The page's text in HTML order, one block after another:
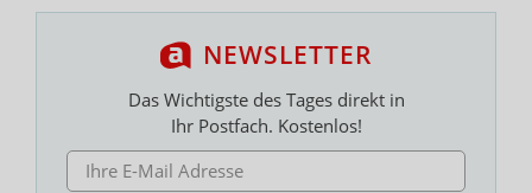
NEWSLETTER
Das Wichtigste des Tages direkt in
Ihr Postfach. Kostenlos!
E-MAIL ADRESSE